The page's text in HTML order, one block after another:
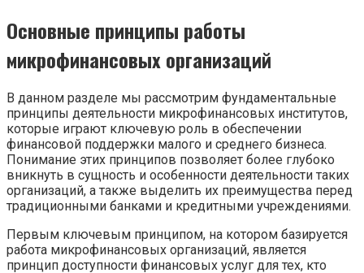
Основные принципы работы
микрофинансовых организаций
В данном разделе мы рассмотрим фундаментальные
принципы деятельности микрофинансовых институтов,
которые играют ключевую роль в обеспечении
финансовой поддержки малого и среднего бизнеса.
Понимание этих принципов позволяет более глубоко
вникнуть в сущность и особенности деятельности таких
организаций, а также выделить их преимущества перед
традиционными банками и кредитными учреждениями.
Первым ключевым принципом, на котором базируется
работа микрофинансовых организаций, является
принцип доступности финансовых услуг для тех, кто